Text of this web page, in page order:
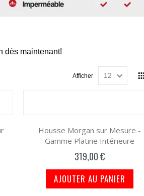
dès maintenant!
Afficher
Housse Morgan sur Mesure -
Gamme Platine Intérieure
319,00 €
AJOUTER AU PANIER